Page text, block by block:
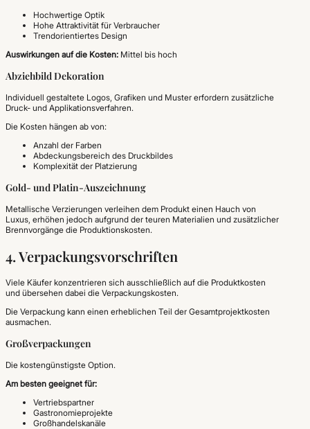
Hochwertige Optik
Hohe Attraktivität für Verbraucher
Trendorientiertes Design
Auswirkungen auf die Kosten: Mittel bis hoch
Abziehbild Dekoration
Individuell gestaltete Logos, Grafiken und Muster erfordern zusätzliche
Druck- und Applikationsverfahren.
Die Kosten hängen ab von:
Anzahl der Farben
Abdeckungsbereich des Druckbildes
Komplexität der Platzierung
Gold- und Platin-Auszeichnung
Metallische Verzierungen verleihen dem Produkt einen Hauch von
Luxus, erhöhen jedoch aufgrund der teuren Materialien und zusätzlicher
Brennvorgänge die Produktionskosten.
4. Verpackungsvorschriften
Viele Käufer konzentrieren sich ausschließlich auf die Produktkosten
und übersehen dabei die Verpackungskosten.
Die Verpackung kann einen erheblichen Teil der Gesamtprojektkosten
ausmachen.
Großverpackungen
Die kostengünstigste Option.
Am besten geeignet für:
Vertriebspartner
Gastronomieprojekte
Großhandelskanäle